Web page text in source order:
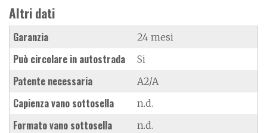
Altri dati
Garanzia 24 mesi
Può circolare in autostrada Si
Patente necessaria A2/A
Capienza vano sottosella n.d.
Formato vano sottosella n.d.